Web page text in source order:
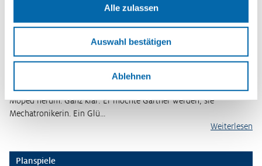
Alle zulassen
Auswahl bestätigen
Ablehnen
was drin steht?
Der eine interessiert sich für Pflanzen und hat einen grünen
Daumen. Die andere schraubt in jeder freien Minute an ihrem
Moped herum. Ganz klar: Er möchte Gärtner werden, sie
Mechatronikerin. Ein Glü…
Weiterlesen
Planspiele